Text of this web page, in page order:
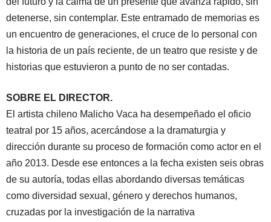
detenerse, sin contemplar. Este entramado de memorias es
un encuentro de generaciones, el cruce de lo personal con
la historia de un país reciente, de un teatro que resiste y de
historias que estuvieron a punto de no ser contadas.
SOBRE EL DIRECTOR.
El artista chileno Malicho Vaca ha desempeñado el oficio
teatral por 15 años, acercándose a la dramaturgia y
dirección durante su proceso de formación como actor en el
año 2013. Desde ese entonces a la fecha existen seis obras
de su autoría, todas ellas abordando diversas temáticas
como diversidad sexual, género y derechos humanos,
cruzadas por la investigación de la narrativa